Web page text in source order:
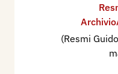
(Resmi